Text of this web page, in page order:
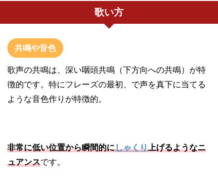
歌い方
共鳴や音色
歌声の共鳴は、深い咽頭共鳴（下方向への共鳴）が特
徴的です。特にフレーズの最初、で声を真下に当てる
ような音色作りが特徴的。
非常に低い位置から瞬間的にしゃくり上げるようなニ
ュアンスです。